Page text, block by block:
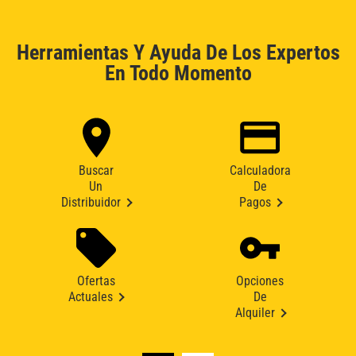
Herramientas Y Ayuda De Los Expertos
En Todo Momento
Buscar
Un
Distribuidor
Calculadora
De
Pagos
Ofertas
Actuales
Opciones
De
Alquiler